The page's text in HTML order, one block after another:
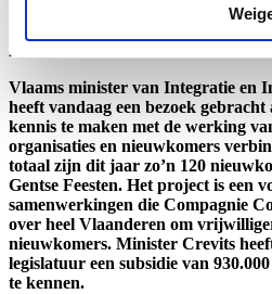
23/07/25
Vlaams minister van Integratie en
heeft vandaag een bezoek gebracht
kennis te maken met de werking
organisaties en nieuwkomers
totaal zijn dit jaar zo’n 120
Gentse Feesten. Het project is een
samenwerkingen die Compagnie
over heel Vlaanderen om
nieuwkomers. Minister Crevits
legislatuur een subsidie van
te kennen.